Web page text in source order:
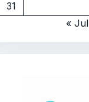
31
« Jul